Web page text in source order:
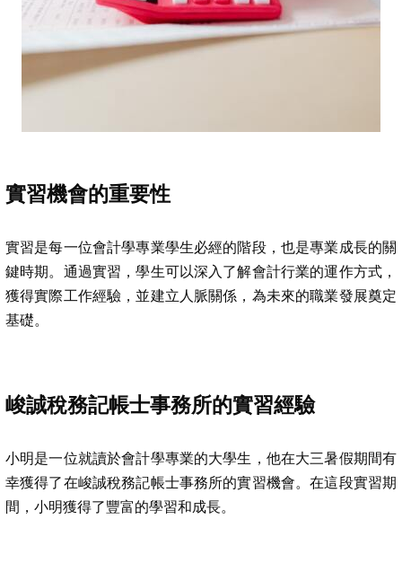
實習機會的重要性
實習是每一位會計學專業學生必經的階段，也是專業成長的關
鍵時期。通過實習，學生可以深入了解會計行業的運作方式，
獲得實際工作經驗，並建立人脈關係，為未來的職業發展奠定
基礎。
峻誠稅務記帳士事務所的實習經驗
小明是一位就讀於會計學專業的大學生，他在大三暑假期間有
幸獲得了在峻誠稅務記帳士事務所的實習機會。在這段實習期
間，小明獲得了豐富的學習和成長。